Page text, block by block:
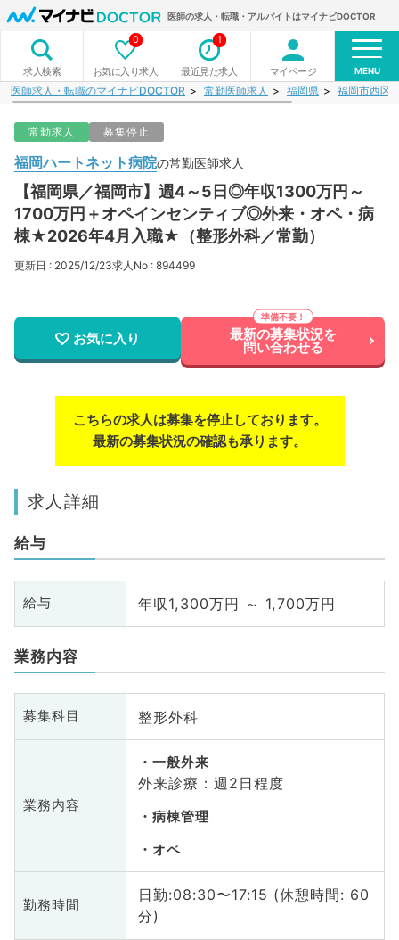
医師の求人・転職・アルバイトはマイナビDOCTOR
求人検索 お気に入り求人
0
最近見た求人
1
マイページ MENU
医師求人・転職のマイナビDOCTOR 常勤医師求人 福岡県 福岡市西区
常勤求人 募集停止
福岡ハートネット病院の常勤医師求人
【福岡県／福岡市】週4～5日◎年収1300万円～
1700万円＋オペインセンティブ◎外来・オペ・病
棟★2026年4月入職★（整形外科／常勤）
更新日 : 2025/12/23求人No : 894499
お気に入り 最新の募集状況を
問い合わせる
こちらの求人は募集を停止しております。
最新の募集状況の確認も承ります。
求人詳細
給与
給与 年収1,300万円 ～ 1,700万円
業務内容
募集科目 整形外科
業務内容
一般外来
外来診療：週2日程度
病棟管理
オペ
勤務時間
日勤:08:30〜17:15 (休憩時間: 60
分)